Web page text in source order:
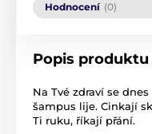
Hodnocení (0)
Popis produktu
Na Tvé zdraví se
šampus lije. Cinkají
Ti ruku, říkají přání.